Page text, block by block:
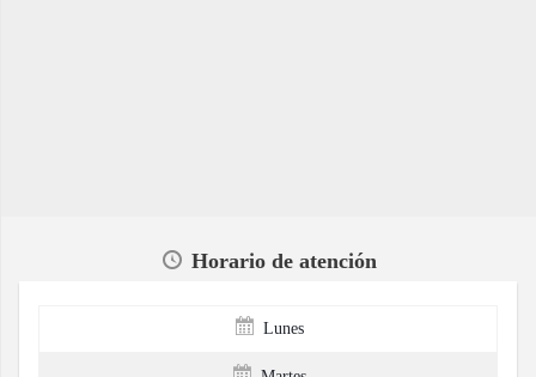
Horario de atención
Lunes